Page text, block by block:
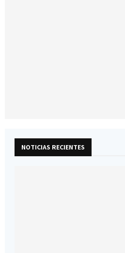
NOTICIAS RECIENTES